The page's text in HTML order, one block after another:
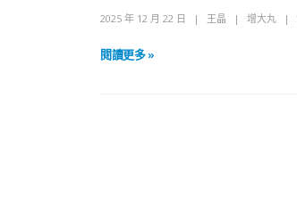
2025 年 12 月 22 日 王晶 增大丸
閱讀更多 »